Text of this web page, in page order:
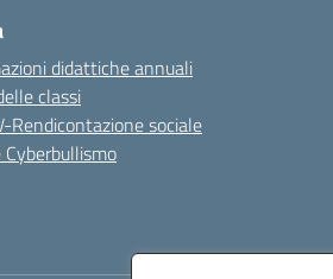
didattiche annuali
classi
Rendicontazione sociale